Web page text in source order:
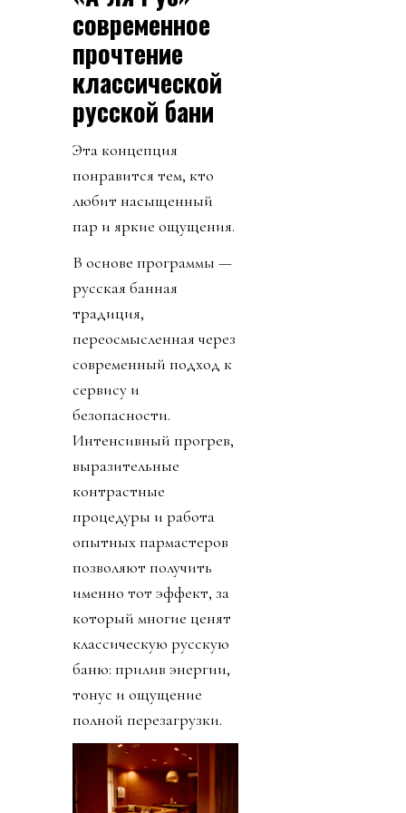
современное
прочтение
классической
русской бани
Эта концепция
понравится тем, кто
любит насыщенный
пар и яркие ощущения.
В основе программы —
русская банная
традиция,
переосмысленная через
современный подход к
сервису и
безопасности.
Интенсивный прогрев,
выразительные
контрастные
процедуры и работа
опытных пармастеров
позволяют получить
именно тот эффект, за
который многие ценят
классическую русскую
баню: прилив энергии,
тонус и ощущение
полной перезагрузки.